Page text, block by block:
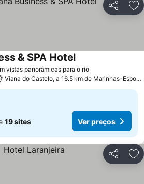
Partilhar
vistas panorâmicas para o rioVer preços
& SPA HotelVer preços
Viana do Castelo, a 16.5 km de Marinhas-
19 sites Ver preços
Partilhar